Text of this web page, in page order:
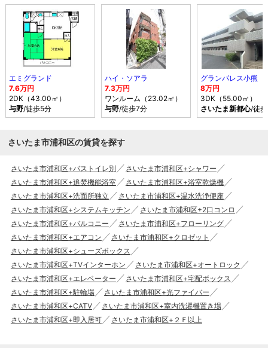
エミグランド
7.6万円
2DK（43.00㎡）
与野/徒歩5分
ハイ・ソアラ
7.3万円
ワンルーム（23.02㎡）
与野/徒歩7分
グランパレス小熊
8万円
3DK（55.00㎡）
さいたま新都心/徒
さいたま市浦和区の賃貸を探す
さいたま市浦和区+バストイレ別
さいたま市浦和区+シャワー
さいたま市浦和区+追焚機能浴室
さいたま市浦和区+浴室乾燥機
さいたま市浦和区+洗面所独立
さいたま市浦和区+温水洗浄便座
さいたま市浦和区+システムキッチン
さいたま市浦和区+2口コンロ
さいたま市浦和区+バルコニー
さいたま市浦和区+フローリング
さいたま市浦和区+エアコン
さいたま市浦和区+クロゼット
さいたま市浦和区+シューズボックス
さいたま市浦和区+TVインターホン
さいたま市浦和区+オートロック
さいたま市浦和区+エレベーター
さいたま市浦和区+宅配ボックス
さいたま市浦和区+駐輪場
さいたま市浦和区+光ファイバー
さいたま市浦和区+CATV
さいたま市浦和区+室内洗濯機置き場
さいたま市浦和区+即入居可
さいたま市浦和区+２Ｆ以上